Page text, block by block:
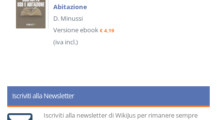
Abitazione
D. Minussi
Versione ebook € 4,19
(iva incl.)
Iscriviti alla Newsletter
Iscriviti alla newsletter di WikiJus per rimanere sempre